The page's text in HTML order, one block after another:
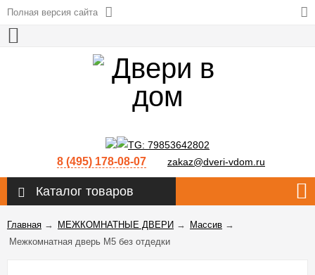
Полная версия сайта
8 (495) 178-08-07 zakaz@dveri-vdom.ru
Каталог товаров
Главная → МЕЖКОМНАТНЫЕ ДВЕРИ → Массив →
Межкомнатная дверь M5 без отдедки